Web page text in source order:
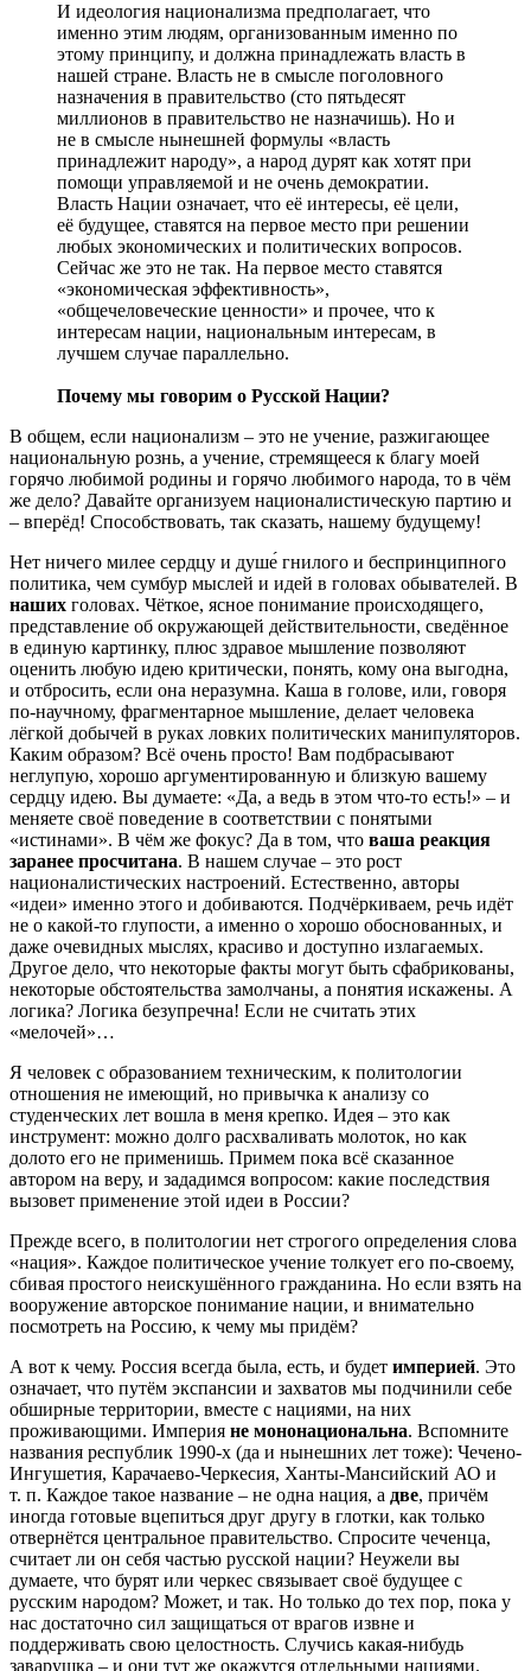
И идеология национализма предполагает, что
именно этим людям, организованным именно по
этому принципу, и должна принадлежать власть в
нашей стране. Власть не в смысле поголовного
назначения в правительство (сто пятьдесят
миллионов в правительство не назначишь). Но и
не в смысле нынешней формулы «власть
принадлежит народу», а народ дурят как хотят при
помощи управляемой и не очень демократии.
Власть Нации означает, что её интересы, её цели,
её будущее, ставятся на первое место при решении
любых экономических и политических вопросов.
Сейчас же это не так. На первое место ставятся
«экономическая эффективность»,
«общечеловеческие ценности» и прочее, что к
интересам нации, национальным интересам, в
лучшем случае параллельно.
Почему мы говорим о Русской Нации?
В общем, если национализм – это не учение, разжигающее
национальную рознь, а учение, стремящееся к благу моей
горячо любимой родины и горячо любимого народа, то в чём
же дело? Давайте организуем националистическую партию и
– вперёд! Способствовать, так сказать, нашему будущему!
Нет ничего милее сердцу и душе́ гнилого и беспринципного
политика, чем сумбур мыслей и идей в головах обывателей. В
наших головах. Чёткое, ясное понимание происходящего,
представление об окружающей действительности, сведённое
в единую картинку, плюс здравое мышление позволяют
оценить любую идею критически, понять, кому она выгодна,
и отбросить, если она неразумна. Каша в голове, или, говоря
по-научному, фрагментарное мышление, делает человека
лёгкой добычей в руках ловких политических манипуляторов.
Каким образом? Всё очень просто! Вам подбрасывают
неглупую, хорошо аргументированную и близкую вашему
сердцу идею. Вы думаете: «Да, а ведь в этом что-то есть!» – и
меняете своё поведение в соответствии с понятыми
«истинами». В чём же фокус? Да в том, что ваша реакция
заранее просчитана. В нашем случае – это рост
националистических настроений. Естественно, авторы
«идеи» именно этого и добиваются. Подчёркиваем, речь идёт
не о какой-то глупости, а именно о хорошо обоснованных, и
даже очевидных мыслях, красиво и доступно излагаемых.
Другое дело, что некоторые факты могут быть сфабрикованы,
некоторые обстоятельства замолчаны, а понятия искажены. А
логика? Логика безупречна! Если не считать этих
«мелочей»…
Я человек с образованием техническим, к политологии
отношения не имеющий, но привычка к анализу со
студенческих лет вошла в меня крепко. Идея – это как
инструмент: можно долго расхваливать молоток, но как
долото его не применишь. Примем пока всё сказанное
автором на веру, и зададимся вопросом: какие последствия
вызовет применение этой идеи в России?
Прежде всего, в политологии нет строгого определения слова
«нация». Каждое политическое учение толкует его по-своему,
сбивая простого неискушённого гражданина. Но если взять на
вооружение авторское понимание нации, и внимательно
посмотреть на Россию, к чему мы придём?
А вот к чему. Россия всегда была, есть, и будет империей. Это
означает, что путём экспансии и захватов мы подчинили себе
обширные территории, вместе с нациями, на них
проживающими. Империя не мононациональна. Вспомните
названия республик 1990-х (да и нынешних лет тоже): Чечено-
Ингушетия, Карачаево-Черкесия, Ханты-Мансийский АО и
т. п. Каждое такое название – не одна нация, а две, причём
иногда готовые вцепиться друг другу в глотки, как только
отвернётся центральное правительство. Спросите чеченца,
считает ли он себя частью русской нации? Неужели вы
думаете, что бурят или черкес связывает своё будущее с
русским народом? Может, и так. Но только до тех пор, пока у
нас достаточно сил защищаться от врагов извне и
поддерживать свою целостность. Случись какая-нибудь
заварушка – и они тут же окажутся отдельными нациями.